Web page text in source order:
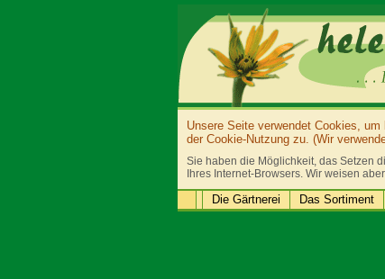
Unsere Seite verwendet Cookies,
der Cookie-Nutzung zu. (Wir
Sie haben die Möglichkeit, das Setzen
Ihres Internet-Browsers. Wir weisen
Die Gärtnerei Das Sortiment